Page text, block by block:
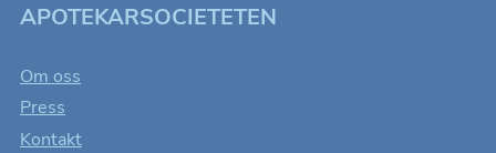
APOTEKARSOCIETETEN
Om oss
Press
Kontakt